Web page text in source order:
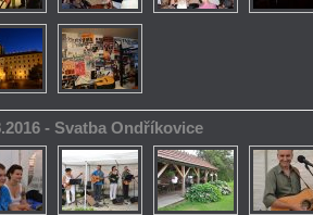
- Svatba Ondříkovice